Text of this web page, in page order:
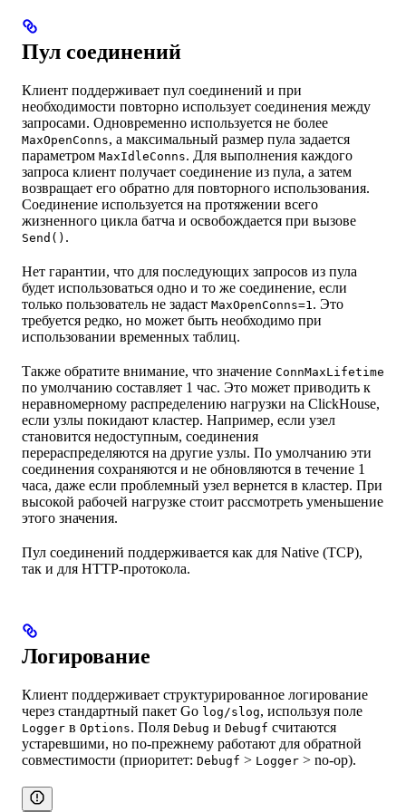
Пул соединений
Клиент поддерживает пул соединений и при
необходимости повторно использует соединения между
запросами. Одновременно используется не более
MaxOpenConns, а максимальный размер пула задается
параметром MaxIdleConns. Для выполнения каждого
запроса клиент получает соединение из пула, а затем
возвращает его обратно для повторного использования.
Соединение используется на протяжении всего
жизненного цикла батча и освобождается при вызове
Send() .
Нет гарантии, что для последующих запросов из пула
будет использоваться одно и то же соединение, если
только пользователь не задаст MaxOpenConns=1. Это
требуется редко, но может быть необходимо при
использовании временных таблиц.
Также обратите внимание, что значение ConnMaxLifetime
по умолчанию составляет 1 час. Это может приводить к
неравномерному распределению нагрузки на ClickHouse,
если узлы покидают кластер. Например, если узел
становится недоступным, соединения
перераспределяются на другие узлы. По умолчанию эти
соединения сохраняются и не обновляются в течение 1
часа, даже если проблемный узел вернется в кластер. При
высокой рабочей нагрузке стоит рассмотреть уменьшение
этого значения.
Пул соединений поддерживается как для Native (TCP),
так и для HTTP-протокола.
Логирование
Клиент поддерживает структурированное логирование
через стандартный пакет Go log/slog, используя поле
Logger в Options. Поля Debug и Debugf считаются
устаревшими, но по-прежнему работают для обратной
совместимости (приоритет: Debugf > Logger > no-op).